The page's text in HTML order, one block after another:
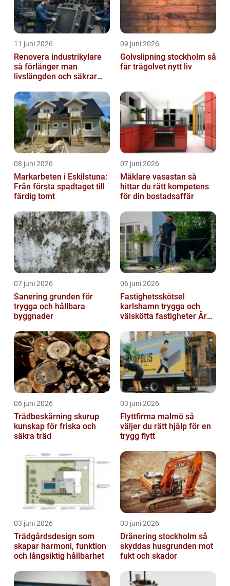
11 juni 2026
Renovera industrikylare
så förlänger man
livslängden och säkrar
09 juni 2026
Golvslipning stockholm så
får trägolvet nytt liv
08 juni 2026
Markarbeten i Eskilstuna:
Från första spadtaget till
färdig tomt
07 juni 2026
Mäklare vasastan så
hittar du rätt kompetens
för din bostadsaffär
07 juni 2026
Sanering grunden för
trygga och hållbara
byggnader
06 juni 2026
Fastighetsskötsel
karlshamn trygga och
välskötta fastigheter Året
06 juni 2026
Trädbeskärning skurup
kunskap för friska och
säkra träd
03 juni 2026
Flyttfirma malmö så
väljer du rätt hjälp för en
trygg flytt
03 juni 2026
Trädgårdsdesign som
skapar harmoni, funktion
och långsiktig hållbarhet
03 juni 2026
Dränering stockholm så
skyddas husgrunden mot
fukt och skador